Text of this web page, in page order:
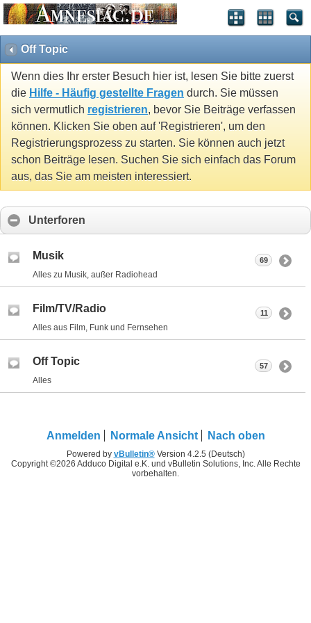
Off Topic
Wenn dies Ihr erster Besuch hier ist, lesen Sie bitte zuerst
die Hilfe - Häufig gestellte Fragen durch. Sie müssen
sich vermutlich registrieren, bevor Sie Beiträge verfassen
können. Klicken Sie oben auf 'Registrieren', um den
Registrierungsprozess zu starten. Sie können auch jetzt
schon Beiträge lesen. Suchen Sie sich einfach das Forum
aus, das Sie am meisten interessiert.
Unterforen
Musik
Alles zu Musik, außer Radiohead
69
Film/TV/Radio
Alles aus Film, Funk und Fernsehen
11
Off Topic
Alles
57
Anmelden Normale Ansicht Nach oben
Powered by vBulletin®Version 4.2.5 (Deutsch)
Copyright ©2026 Adduco Digital e.K. und vBulletin Solutions, Inc. Alle Rechte
vorbehalten.